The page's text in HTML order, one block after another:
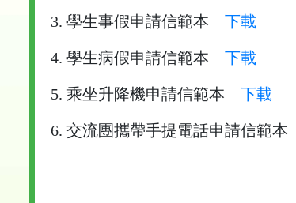
3. 學生事假申請信範本 下載
4. 學生病假申請信範本 下載
5. 乘坐升降機申請信範本 下載
6. 交流團攜帶手提電話申請信範本